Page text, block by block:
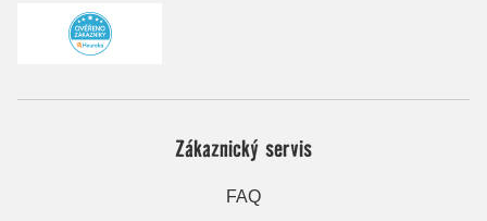
Zákaznický servis
FAQ